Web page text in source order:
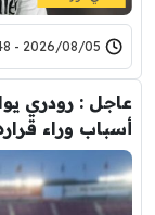
2026/08/05 - 22:48
أسباب وراء